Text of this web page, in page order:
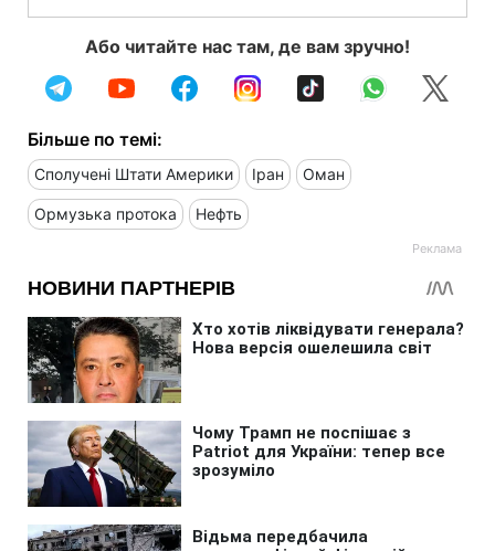
Або читайте нас там, де вам зручно!
Більше по темі:
Сполучені Штати Америки Іран Оман
Ормузька протока Нефть